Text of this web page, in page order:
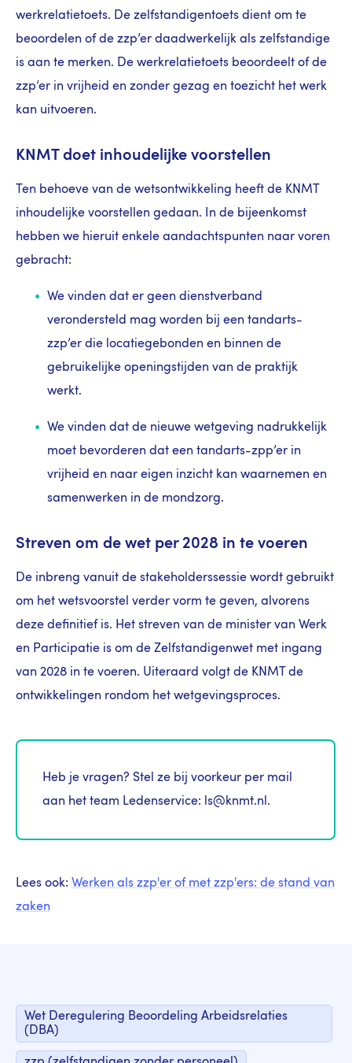
werkrelatietoets. De zelfstandigentoets dient om te
beoordelen of de zzp’er daadwerkelijk als zelfstandige
is aan te merken. De werkrelatietoets beoordeelt of de
zzp’er in vrijheid en zonder gezag en toezicht het werk
kan uitvoeren.
KNMT doet inhoudelijke voorstellen
Ten behoeve van de wetsontwikkeling heeft de KNMT
inhoudelijke voorstellen gedaan. In de bijeenkomst
hebben we hieruit enkele aandachtspunten naar voren
gebracht:
We vinden dat er geen dienstverband
verondersteld mag worden bij een tandarts-
zzp’er die locatiegebonden en binnen de
gebruikelijke openingstijden van de praktijk
werkt.
We vinden dat de nieuwe wetgeving nadrukkelijk
moet bevorderen dat een tandarts-zpp’er in
vrijheid en naar eigen inzicht kan waarnemen en
samenwerken in de mondzorg.
Streven om de wet per 2028 in te voeren
De inbreng vanuit de stakeholderssessie wordt gebruikt
om het wetsvoorstel verder vorm te geven, alvorens
deze definitief is. Het streven van de minister van Werk
en Participatie is om de Zelfstandigenwet met ingang
van 2028 in te voeren. Uiteraard volgt de KNMT de
ontwikkelingen rondom het wetgevingsproces.
Heb je vragen? Stel ze bij voorkeur per mail
aan het team Ledenservice: ls@knmt.nl.
Lees ook: Werken als zzp'er of met zzp'ers: de stand van
zaken
Wet Deregulering Beoordeling Arbeidsrelaties
(DBA)